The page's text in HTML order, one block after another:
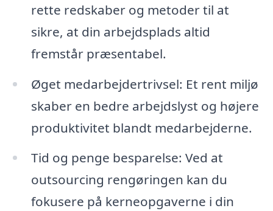
rette redskaber og metoder til at
sikre, at din arbejdsplads altid
fremstår præsentabel.
Øget medarbejdertrivsel: Et rent miljø
skaber en bedre arbejdslyst og højere
produktivitet blandt medarbejderne.
Tid og penge besparelse: Ved at
outsourcing rengøringen kan du
fokusere på kerneopgaverne i din